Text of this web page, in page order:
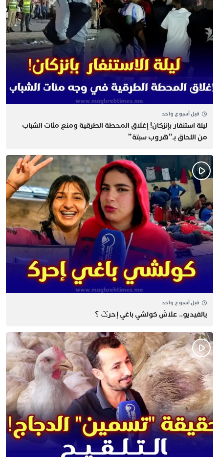
قبل أسبوع واحد
​ليلة استنفار بإنزكان! إغلاق المحطة الطرقية ومنع مئات الشباب
من اللحاق بـ”هروب سبتة”
قبل أسبوع واحد
يالفيديو.. علاش كولشي باغي إحرݣ ؟